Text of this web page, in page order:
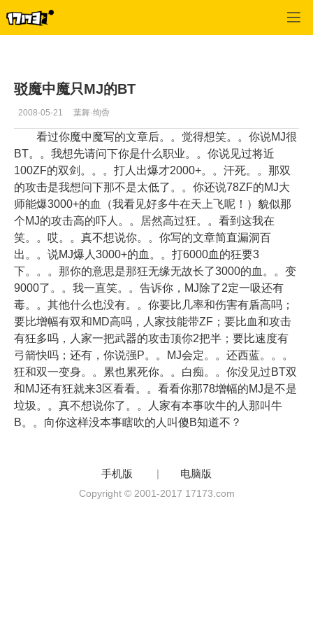
驳魔中魔只MJ的BT
2008-05-21 葉舞·绚稥
看过你魔中魔写的文章后。。觉得想笑。。你说MJ很
BT。。我想先请问下你是什么职业。。你说见过将近
100ZF的双剑。。。打人出爆才2000+。。汗死。。那双
的攻击是我想问下那不是太低了。。你还说78ZF的MJ大
师能爆3000+的血（我看见好多牛在天上飞呢！）貌似那
个MJ的攻击高的吓人。。居然高过狂。。看到这我在
笑。。哎。。真不想说你。。你写的文章简直漏洞百
出。。说MJ爆人3000+的血。。打6000血的狂要3
下。。。那你的意思是那狂无缘无故长了3000的血。。变
9000了。。我一直笑。。告诉你，MJ除了2定一吸还有
毒。。其他什么也没有。。你要比几率和伤害有盾高吗；
要比增幅有双和MD高吗，人家技能带ZF；要比血和攻击
有狂多吗，人家一把武器的攻击顶你2把半；要比速度有
弓箭快吗；还有，你说强P。。MJ会定。。还西蓝。。。
狂和双一变身。。累也累死你。。白痴。。你没见过BT双
和MJ还有狂就来3区看看。。看看你那78增幅的MJ是不是
垃圾。。真不想说你了。。人家有本事吹牛的人那叫牛
B。。向你这样没本事瞎吹的人叫傻B知道不？
手机版 | 电脑版
Copyright © 2001-2017 17173.com